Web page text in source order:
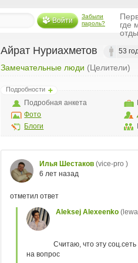
Войти
Забыли
пароль?
где
Айрат Нуриахметов 53
Замечательные люди (Целители)
Подробности
Подробная анкета
Фото
Блоги